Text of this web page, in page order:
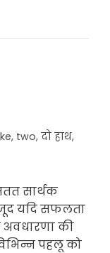
, two, दो हाथ,
सार्थक
यदि सफलता
अवधारणा की
पहलू को